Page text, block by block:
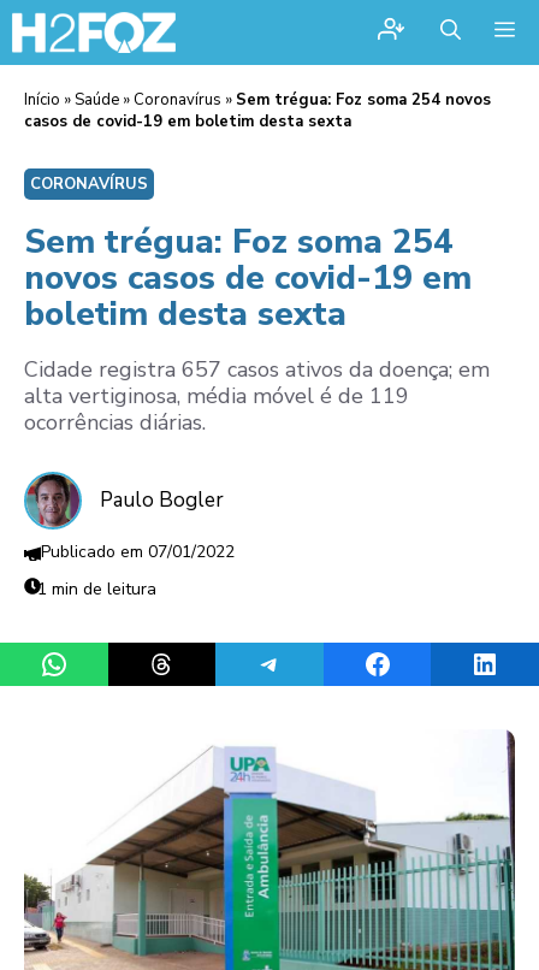
Início »Saúde » Coronavírus » Sem trégua: Foz soma 254 novos
casos de covid-19 em boletim desta sexta
CORONAVÍRUS
Sem trégua: Foz soma 254
novos casos de covid-19 em
boletim desta sexta
Cidade registra 657 casos ativos da doença; em
alta vertiginosa, média móvel é de 119
ocorrências diárias.
Paulo Bogler
07/01/2022
1 min de leitura
Share on WhatsAppShare on ThreadsShare on TelegramShare on Facebook